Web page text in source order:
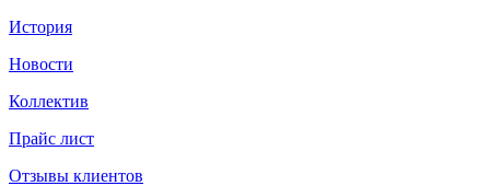
История
Новости
Коллектив
Прайс лист
Отзывы клиентов